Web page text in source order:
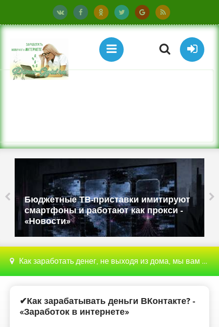
Бюджетные ТВ-приставки имитируют
смартфоны и работают как прокси -
«Новости»
Как заработать денег, не выходя из дома, мы вам поможем с этим разобраться
✔Как зарабатывать деньги ВКонтакте? -
«Заработок в интернете»